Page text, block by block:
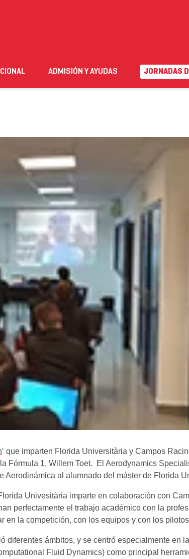
Futuro alumnado Necesito ayuda Campus
ADMISIÓN Y AYUDAS JORNADAS
‘ que imparten Florida Universitària y Campos
Fórmula 1, Willem Toet. El Aerodynamics
Aerodinámica al alumnado del máster de Florida
Univesitària imparte en colaboración con
perfectamente el trabajo académico con la
en la competición, con los equipos y con los
ámbitos, y se centró especialmente en
Fluid Dynamics) como principal